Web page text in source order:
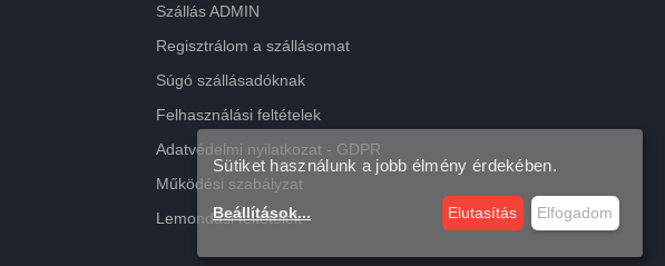
Szállás ADMIN
Regisztrálom a szállásomat
Súgó szállásadóknak
Felhasználási feltételek
Adatvédelmi nyilatkozat - GDPR
Működési szabályzat
Lemondási feltételek
Sütiket használunk a jobb élmény érdekében.
Beállítások... Elutasítás Elfogadom